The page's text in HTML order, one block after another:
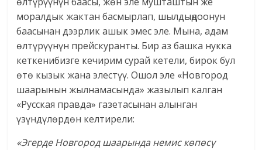
моралдык жактан басмырлап, шылдыңдоонун
баасынан дээрлик ашык эмес эле. Мына, адам
өлтүрүүнүн прейскуранты. Бир аз башка нукка
кеткенибизге кечирим сурай кетели, бирок бул
өтө кызык жана элестүү. Ошол эле «Новгород
шаарынын жылнамасында» жазылып калган
«Русская правда» газетасынан алынган
үзүндүлөрдөн келтирели:
«Эгерде Новгород шаарында немис көпөсү